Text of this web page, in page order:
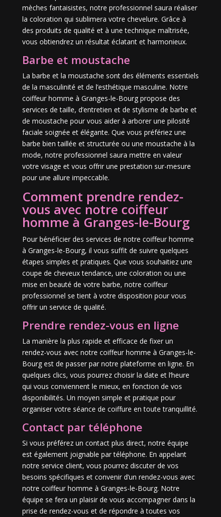
mèches fantaisistes, notre professionnel saura réaliser
la coloration qui sublimera votre chevelure. Grâce à
des produits de qualité et à une technique maîtrisée,
vous obtiendrez un résultat éclatant et harmonieux.
Barbe et moustache
La barbe et la moustache sont des éléments essentiels
de la masculinité et de l’esthétique masculine. Notre
coiffeur homme à Granges-le-Bourg propose des
services de taille, d’entretien et de stylisme de barbe et
de moustache pour vous aider à arborer une pilosité
faciale soignée et élégante. Que vous préfériez une
barbe bien taillée et structurée ou une moustache à la
mode, notre professionnel saura mettre en valeur
votre visage et vous offrir une prestation sur-mesure
pour une allure impeccable.
Comment prendre rendez-
vous avec notre coiffeur
homme à Granges-le-Bourg
Pour bénéficier des services de notre coiffeur homme
à Granges-le-Bourg, il vous suffit de suivre quelques
étapes simples et pratiques. Que vous souhaitiez une
coupe de cheveux tendance, une coloration ou une
mise en beauté de votre barbe, notre coiffeur
professionnel se tient à votre disposition pour vous
offrir un service de qualité.
Prendre rendez-vous en ligne
La manière la plus rapide et efficace de fixer un
rendez-vous avec notre coiffeur homme à Granges-le-
Bourg est de passer par notre plateforme en ligne. En
quelques clics, vous pourrez choisir la date et l’heure
qui vous conviennent le mieux, en fonction de vos
disponibilités. Un moyen simple et pratique pour
organiser votre séance de coiffure en toute tranquillité.
Contact par téléphone
Si vous préférez un contact plus direct, notre équipe
est également joignable par téléphone. En appelant
notre service client, vous pourrez discuter de vos
besoins spécifiques et convenir d’un rendez-vous avec
notre coiffeur homme à Granges-le-Bourg. Notre
équipe se fera un plaisir de vous accompagner dans la
prise de rendez-vous et de répondre à toutes vos